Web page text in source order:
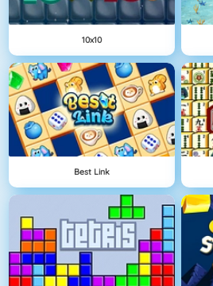
10x10
Best Link